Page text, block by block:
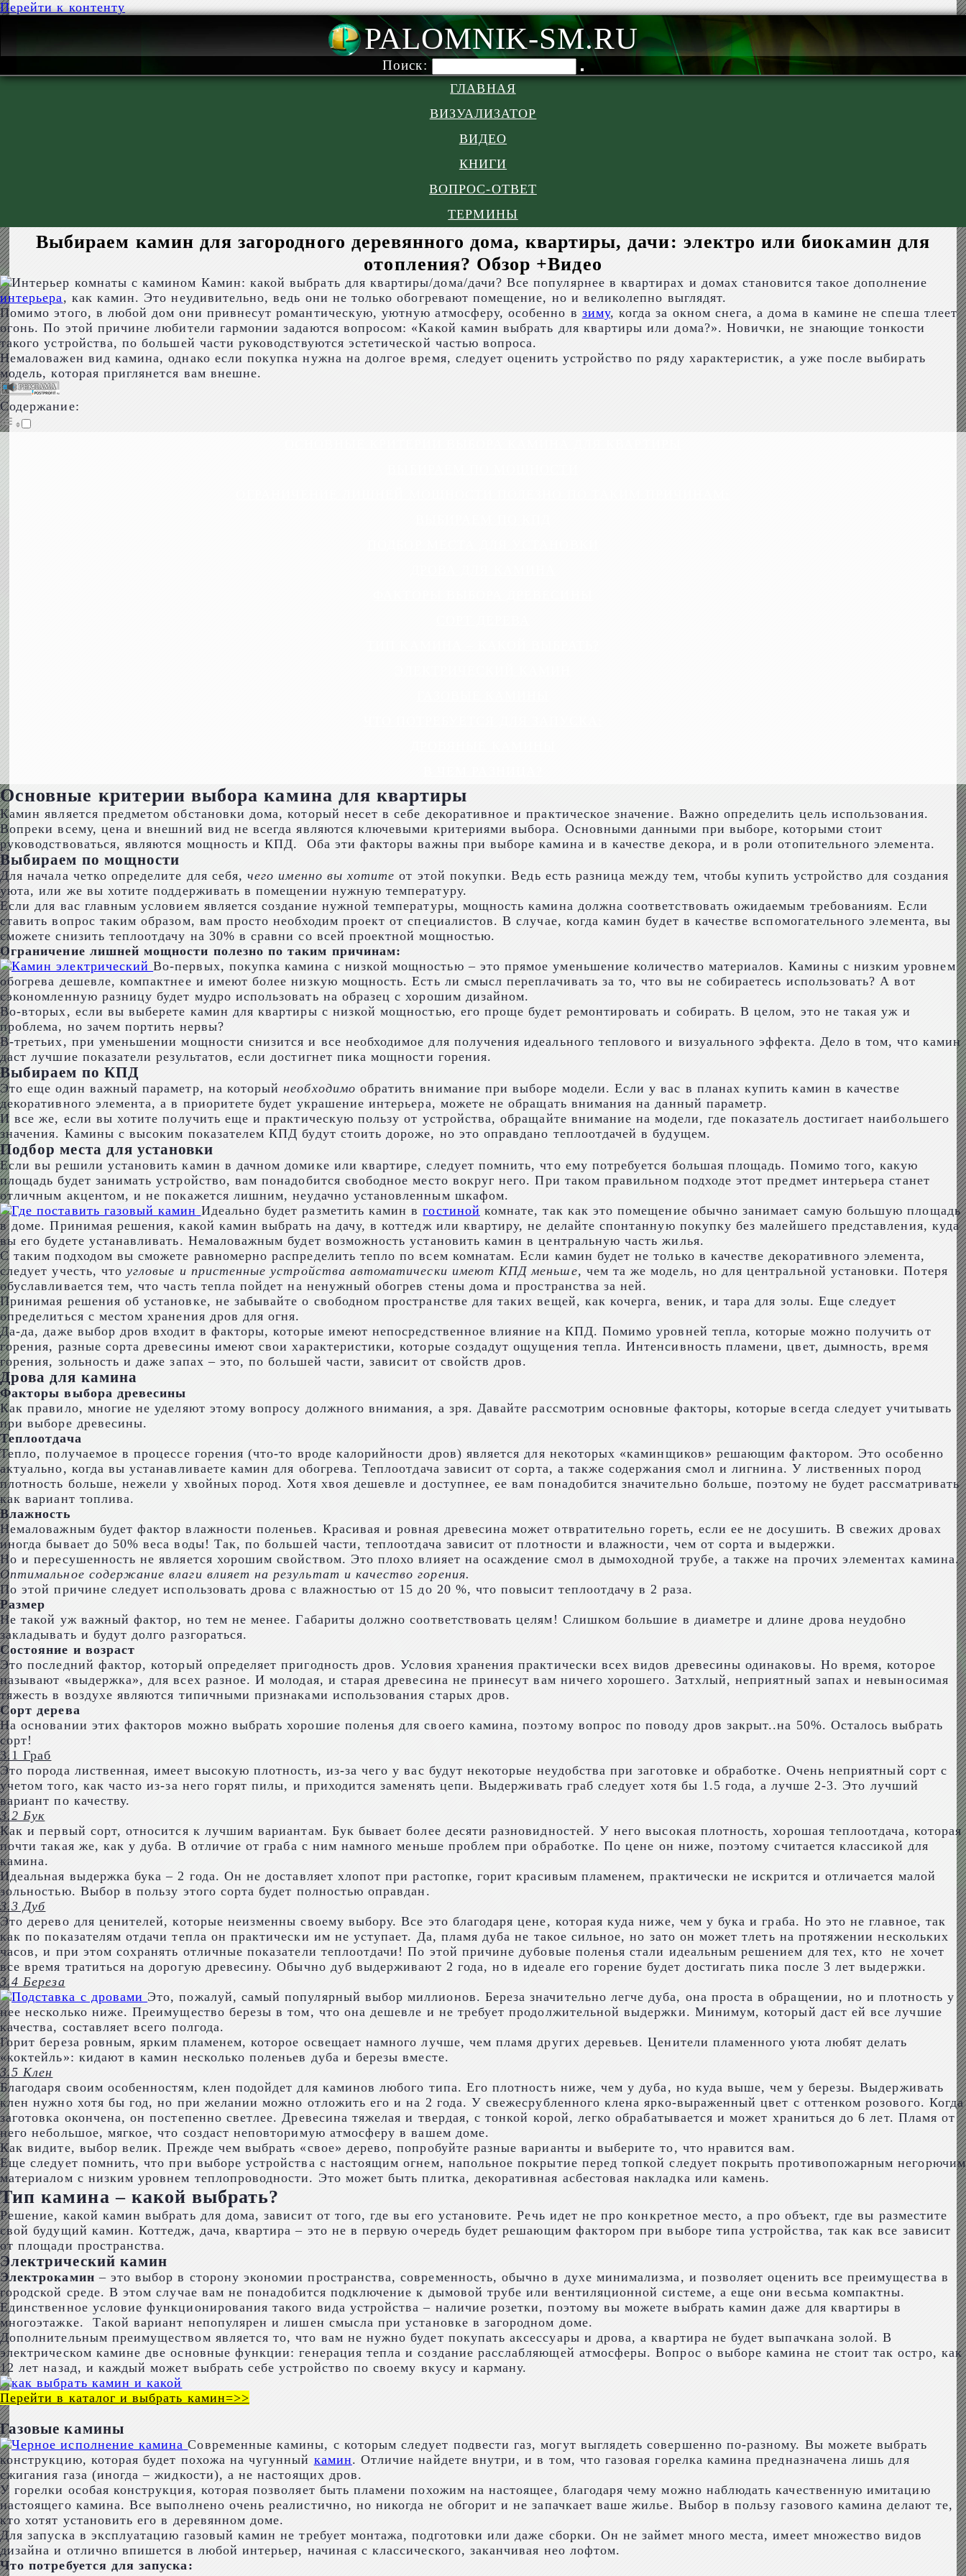
Перейти к контенту
PALOMNIK-SM.RU
Поиск:
ГЛАВНАЯ
ВИЗУАЛИЗАТОР
ВИДЕО
КНИГИ
ВОПРОС-ОТВЕТ
ТЕРМИНЫ
Выбираем камин для загородного деревянного дома, квартиры, дачи: электро или биокамин для
отопления? Обзор +Видео
Камин: какой выбрать для квартиры/дома/дачи? Все популярнее в квартирах и домах становится такое дополнение
интерьера, как камин. Это неудивительно, ведь они не только обогревают помещение, но и великолепно выглядят.
Помимо этого, в любой дом они привнесут романтическую, уютную атмосферу, особенно в зиму, когда за окном снега, а дома в камине не спеша тлеет
огонь. По этой причине любители гармонии задаются вопросом: «Какой камин выбрать для квартиры или дома?». Новички, не знающие тонкости
такого устройства, по большей части руководствуются эстетической частью вопроса.
Немаловажен вид камина, однако если покупка нужна на долгое время, следует оценить устройство по ряду характеристик, а уже после выбирать
модель, которая приглянется вам внешне.
Содержание:
Основные критерии выбора камина для квартиры
Камин является предметом обстановки дома, который несет в себе декоративное и практическое значение. Важно определить цель использования.
Вопреки всему, цена и внешний вид не всегда являются ключевыми критериями выбора. Основными данными при выборе, которыми стоит
руководствоваться, являются мощность и КПД. Оба эти факторы важны при выборе камина и в качестве декора, и в роли отопительного элемента.
Выбираем по мощности
Для начала четко определите для себя,чего именно вы хотите от этой покупки. Ведь есть разница между тем, чтобы купить устройство для создания
уюта, или же вы хотите поддерживать в помещении нужную температуру.
Если для вас главным условием является создание нужной температуры, мощность камина должна соответствовать ожидаемым требованиям. Если
ставить вопрос таким образом, вам просто необходим проект от специалистов. В случае, когда камин будет в качестве вспомогательного элемента, вы
сможете снизить теплоотдачу на 30% в сравни со всей проектной мощностью.
Ограничение лишней мощности полезно по таким причинам:
Во-первых, покупка камина с низкой мощностью – это прямое уменьшение количество материалов. Камины с низким уровнем
обогрева дешевле, компактнее и имеют более низкую мощность. Есть ли смысл переплачивать за то, что вы не собираетесь использовать? А вот
сэкономленную разницу будет мудро использовать на образец с хорошим дизайном.
Во-вторых, если вы выберете камин для квартиры с низкой мощностью, его проще будет ремонтировать и собирать. В целом, это не такая уж и
проблема, но зачем портить нервы?
В-третьих, при уменьшении мощности снизится и все необходимое для получения идеального теплового и визуального эффекта. Дело в том, что камин
даст лучшие показатели результатов, если достигнет пика мощности горения.
Выбираем по КПД
Это еще один важный параметр, на которыйнеобходимо обратить внимание при выборе модели. Если у вас в планах купить камин в качестве
декоративного элемента, а в приоритете будет украшение интерьера, можете не обращать внимания на данный параметр.
И все же, если вы хотите получить еще и практическую пользу от устройства, обращайте внимание на модели, где показатель достигает наибольшего
значения. Камины с высоким показателем КПД будут стоить дороже, но это оправдано теплоотдачей в будущем.
Подбор места для установки
Если вы решили установить камин в дачном домике или квартире, следует помнить, что ему потребуется большая площадь. Помимо того, какую
площадь будет занимать устройство, вам понадобится свободное место вокруг него. При таком правильном подходе этот предмет интерьера станет
отличным акцентом, и не покажется лишним, неудачно установленным шкафом.
Идеально будет разметить камин вгостиной комнате, так как это помещение обычно занимает самую большую площадь
в доме. Принимая решения, какой камин выбрать на дачу, в коттедж или квартиру, не делайте спонтанную покупку без малейшего представления, куда
вы его будете устанавливать. Немаловажным будет возможность установить камин в центральную часть жилья.
С таким подходом вы сможете равномерно распределить тепло по всем комнатам. Если камин будет не только в качестве декоративного элемента,
следует учесть, чтоугловые и пристенные устройства автоматически имеют КПД меньше, чем та же модель, но для центральной установки. Потеря
обуславливается тем, что часть тепла пойдет на ненужный обогрев стены дома и пространства за ней.
Принимая решения об установке, не забывайте о свободном пространстве для таких вещей, как кочерга, веник, и тара для золы. Еще следует
определиться с местом хранения дров для огня.
Да-да, даже выбор дров входит в факторы, которые имеют непосредственное влияние на КПД. Помимо уровней тепла, которые можно получить от
горения, разные сорта древесины имеют свои характеристики, которые создадут ощущения тепла. Интенсивность пламени, цвет, дымность, время
горения, зольность и даже запах – это, по большей части, зависит от свойств дров.
Дрова для камина
Факторы выбора древесины
Как правило, многие не уделяют этому вопросу должного внимания, а зря. Давайте рассмотрим основные факторы, которые всегда следует учитывать
при выборе древесины.
Теплоотдача
Тепло, получаемое в процессе горения (что-то вроде калорийности дров) является для некоторых «каминщиков» решающим фактором. Это особенно
актуально, когда вы устанавливаете камин для обогрева. Теплоотдача зависит от сорта, а также содержания смол и лигнина. У лиственных пород
плотность больше, нежели у хвойных пород. Хотя хвоя дешевле и доступнее, ее вам понадобится значительно больше, поэтому не будет рассматривать
как вариант топлива.
Влажность
Немаловажным будет фактор влажности поленьев. Красивая и ровная древесина может отвратительно гореть, если ее не досушить. В свежих дровах
иногда бывает до 50% веса воды! Так, по большей части, теплоотдача зависит от плотности и влажности, чем от сорта и выдержки.
Но и пересушенность не является хорошим свойством. Это плохо влияет на осаждение смол в дымоходной трубе, а также на прочих элементах камина.
Оптимальное содержание влаги влияет на результат и качество горения.
По этой причине следует использовать дрова с влажностью от 15 до 20 %, что повысит теплоотдачу в 2 раза.
Размер
Не такой уж важный фактор, но тем не менее. Габариты должно соответствовать целям! Слишком большие в диаметре и длине дрова неудобно
закладывать и будут долго разгораться.
Состояние и возраст
Это последний фактор, который определяет пригодность дров. Условия хранения практически всех видов древесины одинаковы. Но время, которое
называют «выдержка», для всех разное. И молодая, и старая древесина не принесут вам ничего хорошего. Затхлый, неприятный запах и невыносимая
тяжесть в воздухе являются типичными признаками использования старых дров.
Сорт дерева
На основании этих факторов можно выбрать хорошие поленья для своего камина, поэтому вопрос по поводу дров закрыт..на 50%. Осталось выбрать
сорт!
3.1 Граб
Это порода лиственная, имеет высокую плотность, из-за чего у вас будут некоторые неудобства при заготовке и обработке. Очень неприятный сорт с
учетом того, как часто из-за него горят пилы, и приходится заменять цепи. Выдерживать граб следует хотя бы 1.5 года, а лучше 2-3. Это лучший
вариант по качеству.
3.2 Бук
Как и первый сорт, относится к лучшим вариантам. Бук бывает более десяти разновидностей. У него высокая плотность, хорошая теплоотдача, которая
почти такая же, как у дуба. В отличие от граба с ним намного меньше проблем при обработке. По цене он ниже, поэтому считается классикой для
камина.
Идеальная выдержка бука – 2 года. Он не доставляет хлопот при растопке, горит красивым пламенем, практически не искрится и отличается малой
зольностью. Выбор в пользу этого сорта будет полностью оправдан.
3.3 Дуб
Это дерево для ценителей, которые неизменны своему выбору. Все это благодаря цене, которая куда ниже, чем у бука и граба. Но это не главное, так
как по показателям отдачи тепла он практически им не уступает. Да, пламя дуба не такое сильное, но зато он может тлеть на протяжении нескольких
часов, и при этом сохранять отличные показатели теплоотдачи! По этой причине дубовые поленья стали идеальным решением для тех, кто не хочет
все время тратиться на дорогую древесину. Обычно дуб выдерживают 2 года, но в идеале его горение будет достигать пика после 3 лет выдержки.
3.4 Береза
Это, пожалуй, самый популярный выбор миллионов. Береза значительно легче дуба, она проста в обращении, но и плотность у
нее несколько ниже. Преимущество березы в том, что она дешевле и не требует продолжительной выдержки. Минимум, который даст ей все лучшие
качества, составляет всего полгода.
Горит береза ровным, ярким пламенем, которое освещает намного лучше, чем пламя других деревьев. Ценители пламенного уюта любят делать
«коктейль»: кидают в камин несколько поленьев дуба и березы вместе.
3.5 Клен
Благодаря своим особенностям, клен подойдет для каминов любого типа. Его плотность ниже, чем у дуба, но куда выше, чем у березы. Выдерживать
клен нужно хотя бы год, но при желании можно отложить его и на 2 года. У свежесрубленного клена ярко-выраженный цвет с оттенком розового. Когда
заготовка окончена, он постепенно светлее. Древесина тяжелая и твердая, с тонкой корой, легко обрабатывается и может храниться до 6 лет. Пламя от
него небольшое, мягкое, что создаст неповторимую атмосферу в вашем доме.
Как видите, выбор велик. Прежде чем выбрать «свое» дерево, попробуйте разные варианты и выберите то, что нравится вам.
Еще следует помнить, что при выборе устройства с настоящим огнем, напольное покрытие перед топкой следует покрыть противопожарным негорючим
материалом с низким уровнем теплопроводности. Это может быть плитка, декоративная асбестовая накладка или камень.
Тип камина – какой выбрать?
Решение, какой камин выбрать для дома, зависит от того, где вы его установите. Речь идет не про конкретное место, а про объект, где вы разместите
свой будущий камин. Коттедж, дача, квартира – это не в первую очередь будет решающим фактором при выборе типа устройства, так как все зависит
от площади пространства.
Электрический камин
Электрокамин – это выбор в сторону экономии пространства, современность, обычно в духе минимализма, и позволяет оценить все преимущества в
городской среде. В этом случае вам не понадобится подключение к дымовой трубе или вентиляционной системе, а еще они весьма компактны.
Единственное условие функционирования такого вида устройства – наличие розетки, поэтому вы можете выбрать камин даже для квартиры в
многоэтажке. Такой вариант непопулярен и лишен смысла при установке в загородном доме.
Дополнительным преимуществом является то, что вам не нужно будет покупать аксессуары и дрова, а квартира не будет выпачкана золой. В
электрическом камине две основные функции: генерация тепла и создание расслабляющей атмосферы. Вопрос о выборе камина не стоит так остро, как
12 лет назад, и каждый может выбрать себе устройство по своему вкусу и карману.
Перейти в каталог и выбрать камин=>>
Газовые камины
Современные камины, с которым следует подвести газ, могут выглядеть совершенно по-разному. Вы можете выбрать
конструкцию, которая будет похожа на чугунный камин. Отличие найдете внутри, и в том, что газовая горелка камина предназначена лишь для
сжигания газа (иногда – жидкости), а не настоящих дров.
У горелки особая конструкция, которая позволяет быть пламени похожим на настоящее, благодаря чему можно наблюдать качественную имитацию
настоящего камина. Все выполнено очень реалистично, но никогда не обгорит и не запачкает ваше жилье. Выбор в пользу газового камина делают те,
кто хотят установить его в деревянном доме.
Для запуска в эксплуатацию газовый камин не требует монтажа, подготовки или даже сборки. Он не займет много места, имеет множество видов
дизайна и отлично впишется в любой интерьер, начиная с классического, заканчивая нео лофтом.
Что потребуется для запуска: